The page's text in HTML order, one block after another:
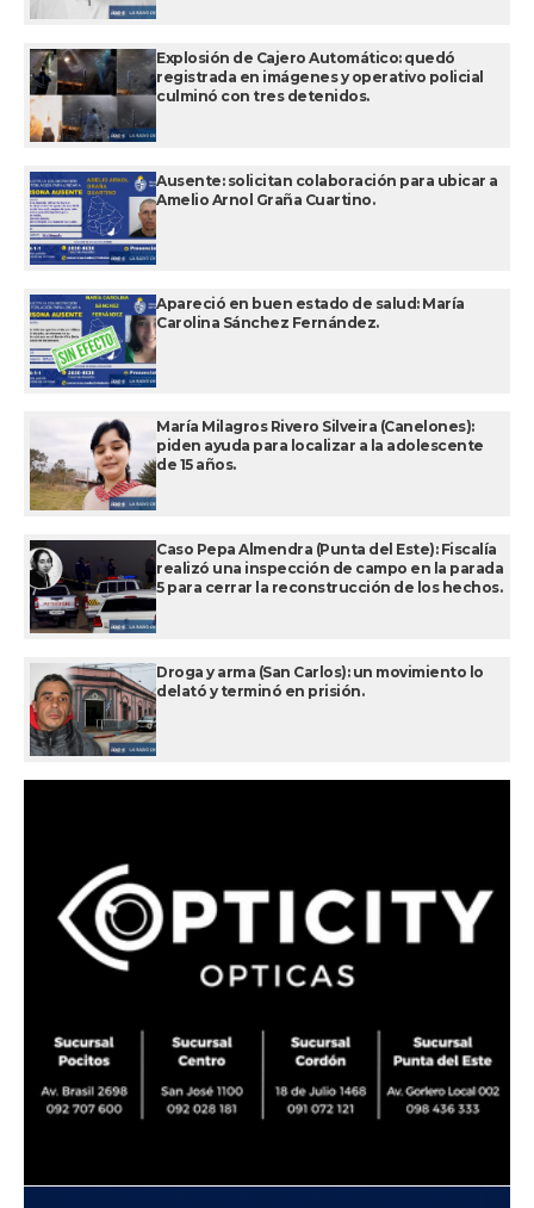
Explosión de Cajero Automático: quedó
registrada en imágenes y operativo policial
culminó con tres detenidos.
Ausente: solicitan colaboración para ubicar a
Amelio Arnol Graña Cuartino.
Apareció en buen estado de salud: María
Carolina Sánchez Fernández.
María Milagros Rivero Silveira (Canelones):
piden ayuda para localizar a la adolescente
de 15 años.
Caso Pepa Almendra (Punta del Este): Fiscalía
realizó una inspección de campo en la parada
5 para cerrar la reconstrucción de los hechos.
Droga y arma (San Carlos): un movimiento lo
delató y terminó en prisión.